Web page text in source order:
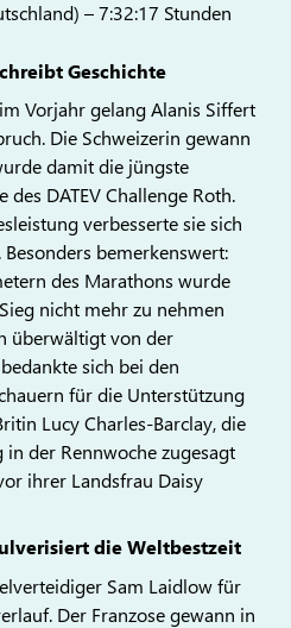
– 7:32:17 Stunden
Geschichte
Vorjahr gelang Alanis Siffert
Die Schweizerin gewann
damit die jüngste
des DATEV Challenge Roth.
verbesserte sie sich
bemerkenswert:
des Marathons wurde
nicht mehr zu nehmen
überwältigt von der
sich bei den
für die Unterstützung
Lucy Charles-Barclay, die
der Rennwoche zugesagt
ihrer Landsfrau Daisy
die Weltbestzeit
Sam Laidlow für
Der Franzose gewann in